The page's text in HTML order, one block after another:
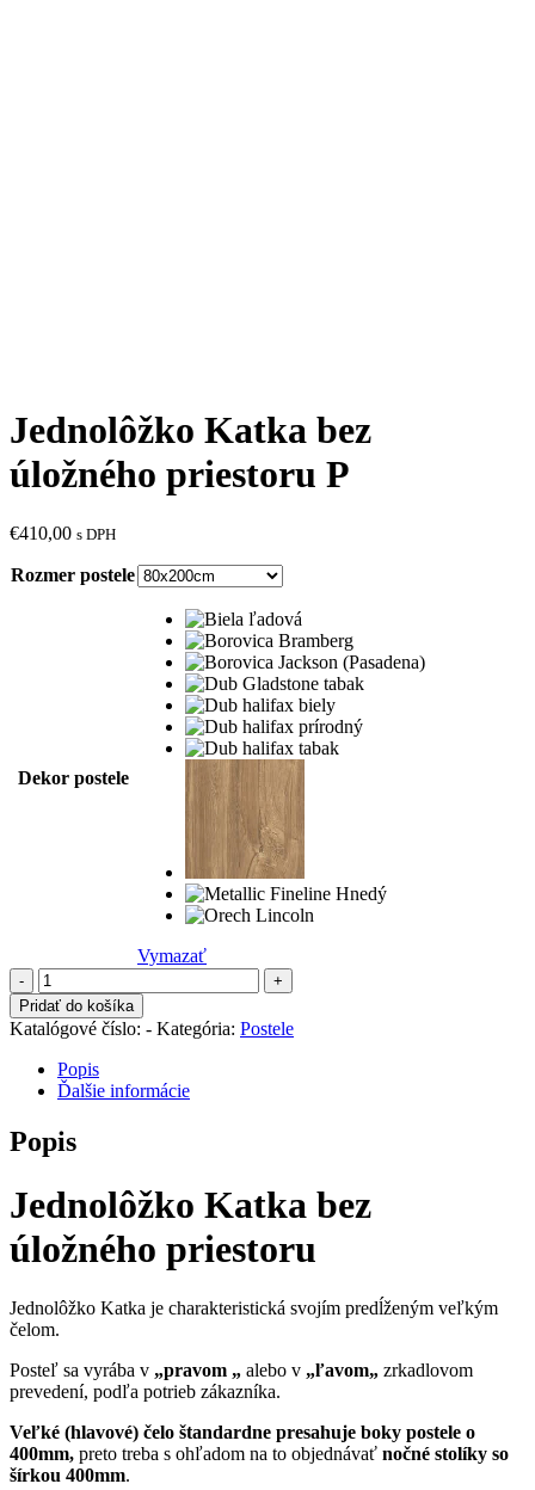
Jednolôžko Katka bez
úložného priestoru P
€410,00 s DPH
Rozmer postele
Dekor postele
Vymazať
množstvo
Jednolôžko
Katka
bez
úložného
priestoru
Pridať do košíka
Katalógové číslo: - Kategória: Postele
Popis
Ďalšie informácie
Popis
Jednolôžko Katka bez
úložného priestoru
Jednolôžko Katka je charakteristická svojím predĺženým veľkým
čelom.
Posteľ sa vyrába v „pravom „ alebo v „ľavom„ zrkadlovom
prevedení, podľa potrieb zákazníka.
Veľké (hlavové) čelo štandardne presahuje boky postele o
400mm, preto treba s ohľadom na to objednávať nočné stolíky so
šírkou 400mm.